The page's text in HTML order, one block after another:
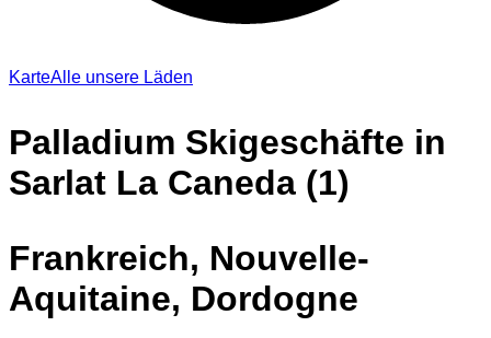
KarteAlle unsere Läden
Palladium Skigeschäfte in
Sarlat La Caneda (1)
Frankreich, Nouvelle-
Aquitaine, Dordogne